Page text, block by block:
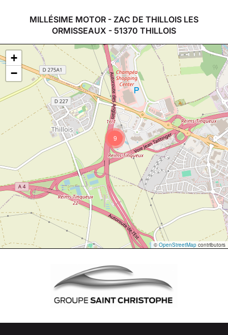
MILLÉSIME MOTOR - ZAC DE THILLOIS LES
ORMISSEAUX - 51370 THILLOIS
9
+
−
©OpenStreetMap contributors